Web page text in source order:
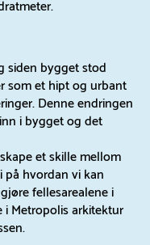
siden bygget stod
som et hipt og urbant
Denne endringen
i bygget og det
et skille mellom
hvordan vi kan
fellesarealene i
i Metropolis arkitektur